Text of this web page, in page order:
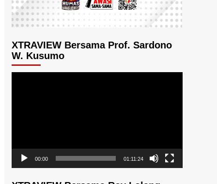
XTRAVIEW Bersama Prof. Sardono
W. Kusumo
00:00 01:11:24